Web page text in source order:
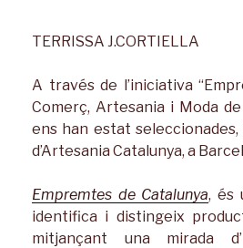
TERRISSA J.CORTIELLA
A través de l’iniciativa
Comerç, Artesania i Moda
ens han estat
d’Artesania Catalunya, a
Empremtes de Catalunya, és
identifica i distingeix
mitjançant una mirada